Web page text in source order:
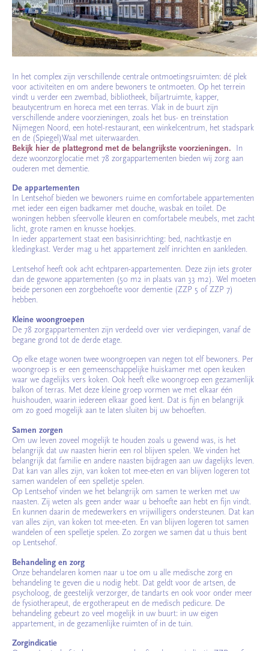
In het complex zijn verschillende centrale ontmoetingsruimten: dé plek
voor activiteiten en om andere bewoners te ontmoeten. Op het terrein
vindt u verder een zwembad, bibliotheek, biljartruimte, kapper,
beautycentrum en horeca met een terras. Vlak in de buurt zijn
verschillende andere voorzieningen, zoals het bus- en treinstation
Nijmegen Noord, een hotel-restaurant, een winkelcentrum, het stadspark
en de (Spiegel)Waal met uiterwaarden.
Bekijk hier de plattegrond met de belangrijkste voorzieningen. In
deze woonzorglocatie met 78 zorgappartementen bieden wij zorg aan
ouderen met dementie.
De appartementen
In Lentsehof bieden we bewoners ruime en comfortabele appartementen
met ieder een eigen badkamer met douche, wasbak en toilet. De
woningen hebben sfeervolle kleuren en comfortabele meubels, met zacht
licht, grote ramen en knusse hoekjes.
In ieder appartement staat een basisinrichting: bed, nachtkastje en
kledingkast. Verder mag u het appartement zelf inrichten en aankleden.
Lentsehof heeft ook acht echtparen-appartementen. Deze zijn iets groter
dan de gewone appartementen (50 m2 in plaats van 33 m2). Wel moeten
beide personen een zorgbehoefte voor dementie (ZZP 5 of ZZP 7)
hebben.
Kleine woongroepen
De 78 zorgappartementen zijn verdeeld over vier verdiepingen, vanaf de
begane grond tot de derde etage.
Op elke etage wonen twee woongroepen van negen tot elf bewoners. Per
woongroep is er een gemeenschappelijke huiskamer met open keuken
waar we dagelijks vers koken. Ook heeft elke woongroep een gezamenlijk
balkon of terras. Met deze kleine groep vormen we met elkaar één
huishouden, waarin iedereen elkaar goed kent. Dat is fijn en belangrijk
om zo goed mogelijk aan te laten sluiten bij uw behoeften.
Samen zorgen
Om uw leven zoveel mogelijk te houden zoals u gewend was, is het
belangrijk dat uw naasten hierin een rol blijven spelen. We vinden het
belangrijk dat familie en andere naasten bijdragen aan uw dagelijks leven.
Dat kan van alles zijn, van koken tot mee-eten en van blijven logeren tot
samen wandelen of een spelletje spelen.
Op Lentsehof vinden we het belangrijk om samen te werken met uw
naasten. Zij weten als geen ander waar u behoefte aan hebt en fijn vindt.
En kunnen daarin de medewerkers en vrijwilligers ondersteunen. Dat kan
van alles zijn, van koken tot mee-eten. En van blijven logeren tot samen
wandelen of een spelletje spelen. Zo zorgen we samen dat u thuis bent
op Lentsehof.
Behandeling en zorg
Onze behandelaren komen naar u toe om u alle medische zorg en
behandeling te geven die u nodig hebt. Dat geldt voor de artsen, de
psycholoog, de geestelijk verzorger, de tandarts en ook voor onder meer
de fysiotherapeut, de ergotherapeut en de medisch pedicure. De
behandeling gebeurt zo veel mogelijk in uw buurt: in uw eigen
appartement, in de gezamenlijke ruimten of in de tuin.
Zorgindicatie